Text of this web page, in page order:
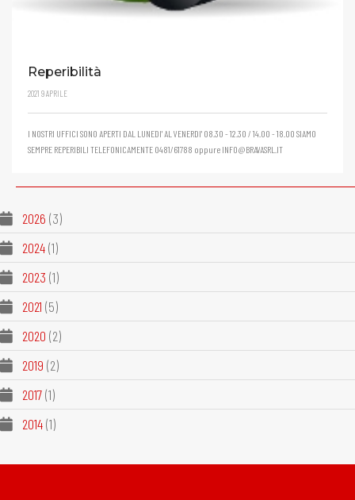
Reperibilità
2021 9APRILE
I NOSTRI UFFICI SONO APERTI DAL LUNEDI' AL VENERDI' 08.30 - 12.30 / 14.00 - 18.00 SIAMO
SEMPRE REPERIBILI TELEFONICAMENTE 0481/61788 oppure INFO@BRAVASRL.IT
2026 (3)
2024(1)
2023 (1)
2021 (5)
2020 (2)
2019 (2)
2017(1)
2014(1)